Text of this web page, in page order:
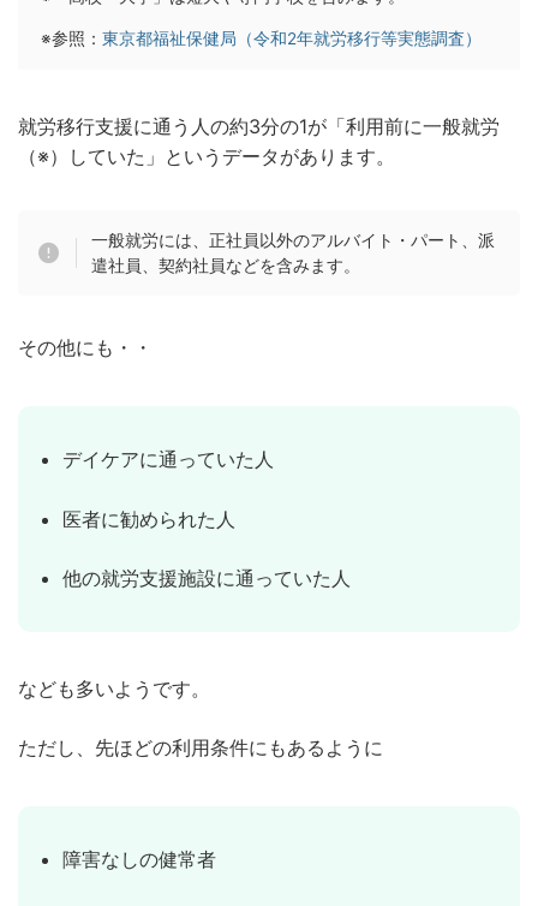
※参照：東京都福祉保健局（令和2年就労移行等実態調査）
就労移行支援に通う人の約3分の1が「利用前に一般就労
（※）していた」というデータがあります。
一般就労には、正社員以外のアルバイト・パート、派
遣社員、契約社員などを含みます。
その他にも・・
デイケアに通っていた人
医者に勧められた人
他の就労支援施設に通っていた人
なども多いようです。
ただし、先ほどの利用条件にもあるように
障害なしの健常者